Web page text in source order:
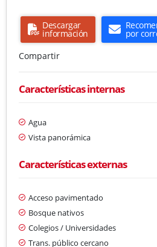
Descargar
información
por
Compartir
Características internas
Agua
Vista panorámica
Características externas
Acceso pavimentado
Bosque nativos
Colegios / Universidades
Trans. público cercano